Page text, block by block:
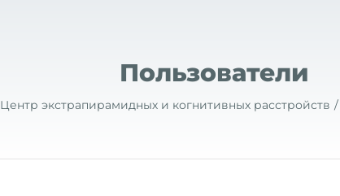
Пользователи
Центр экстрапирамидных и когнитивных расстройств